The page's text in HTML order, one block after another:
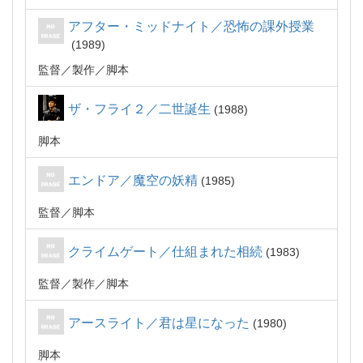
アフター・ミッドナイト／恐怖の課外授業
1989
監督
製作 脚本
ザ・フライ２／二世誕生 1988
脚本
エンドア／魔空の妖精 1985
監督 脚本
クライムゲート／仕組まれた相続 1983
監督 製作 脚本
アースライト／君は星になった 1980
脚本